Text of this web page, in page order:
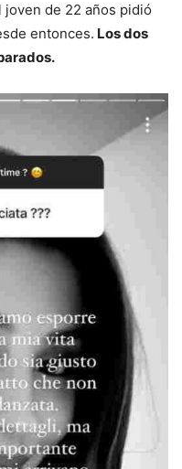
joven de 22 años pidió
entonces. Los dos